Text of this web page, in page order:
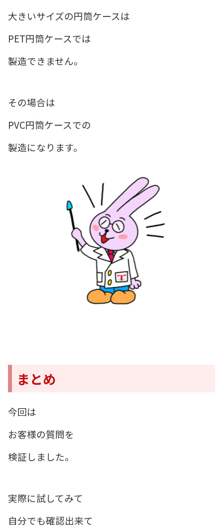
大きいサイズの円筒ケースは
PET円筒ケースでは
製造できません。
その場合は
PVC円筒ケースでの
製造になります。
まとめ
今回は
お客様の質問を
検証しました。
実際に試してみて
自分でも確認出来て